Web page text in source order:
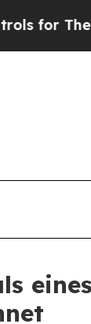
Kids.